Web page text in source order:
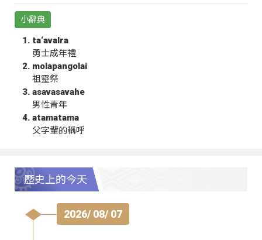
小辭典
ta‘avalra
勇士成年禮
molapangolai
祖靈祭
asavasavahe
男性青年
atamatama
父字輩的稱呼
歷史上的今天
2026/ 08/ 07